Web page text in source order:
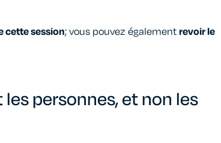
cette session; vous pouvez égalementrevoir le
personnes,etnon les